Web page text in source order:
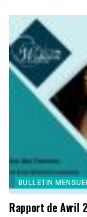
BULLETIN
Rapport de Avril